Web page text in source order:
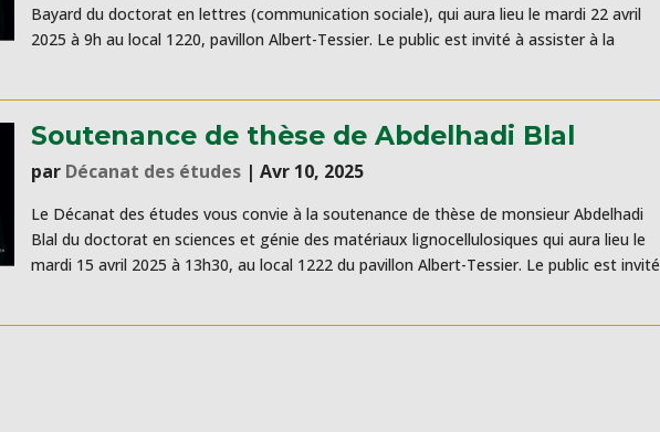
Bayard du doctorat en lettres (communication sociale), qui aura lieu le mardi 22 avril
2025 à 9h au local 1220, pavillon Albert-Tessier. Le public est invité à assister à la
Soutenance de thèse de Abdelhadi Blal
par Décanat des études |Avr 10, 2025
Le Décanat des études vous convie à la soutenance de thèse de monsieur Abdelhadi
Blal du doctorat en sciences et génie des matériaux lignocellulosiques qui aura lieu le
mardi 15 avril 2025 à 13h30, au local 1222 du pavillon Albert-Tessier. Le public est invité